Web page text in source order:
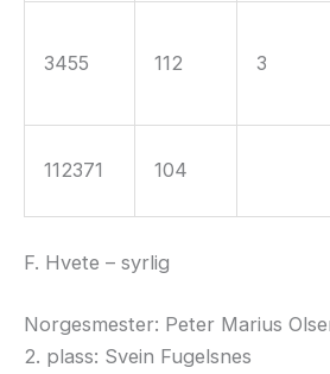
3455 112 3
112371 104
F. Hvete – syrlig
Norgesmester: Peter Marius
2. plass: Svein Fugelsnes